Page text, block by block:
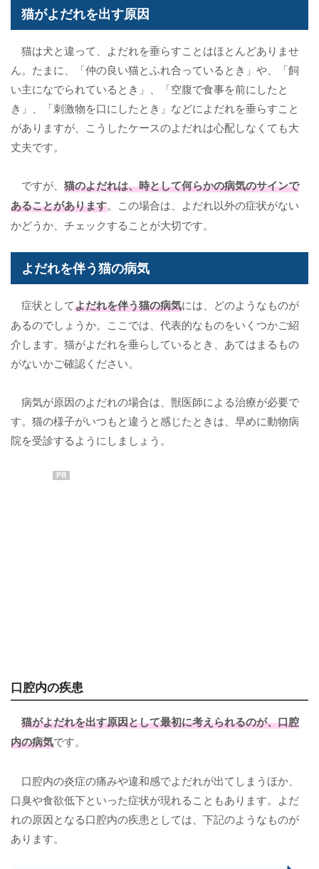
猫がよだれを出す原因
猫は犬と違って、よだれを垂らすことはほとんどありませ
ん。たまに、「仲の良い猫とふれ合っているとき」や、「飼
い主になでられているとき」、「空腹で食事を前にしたと
き」、「刺激物を口にしたとき」などによだれを垂らすこと
がありますが、こうしたケースのよだれは心配しなくても大
丈夫です。
ですが、 猫のよだれは、時として何らかの病気のサインで
あることがあります。この場合は、よだれ以外の症状がない
かどうか、チェックすることが大切です。
よだれを伴う猫の病気
症状としてよだれを伴う猫の病気には、どのようなものが
あるのでしょうか。ここでは、代表的なものをいくつかご紹
介します。猫がよだれを垂らしているとき、あてはまるもの
がないかご確認ください。
病気が原因のよだれの場合は、獣医師による治療が必要で
す。猫の様子がいつもと違うと感じたときは、早めに動物病
院を受診するようにしましょう。
PR
口腔内の疾患
猫がよだれを出す原因として最初に考えられるのが、口腔
内の病気です。
口腔内の炎症の痛みや違和感でよだれが出てしまうほか、
口臭や食欲低下といった症状が現れることもあります。よだ
れの原因となる口腔内の疾患としては、下記のようなものが
あります。